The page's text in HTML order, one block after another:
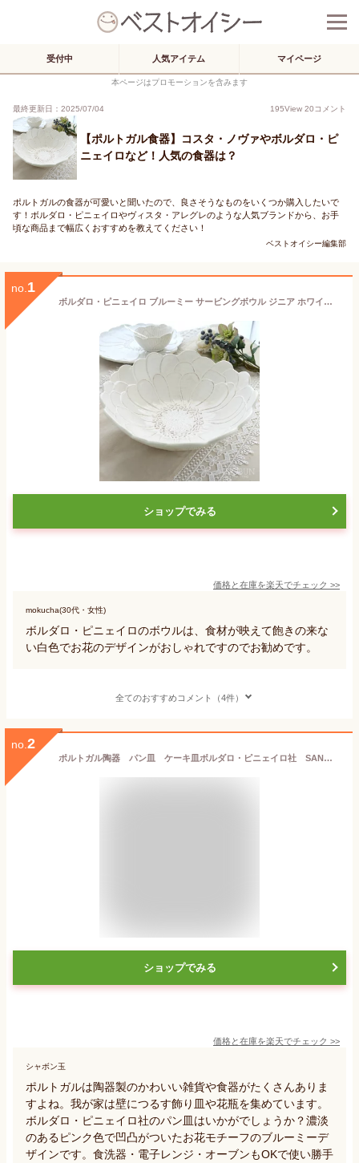
受付中 人気アイテム マイページ
本ページはプロモーションを含みます
最終更新日：2025/07/04 195View 20コメント
【ポルトガル食器】コスタ・ノヴァやボルダロ・ピ
ニェイロなど！人気の食器は？
ポルトガルの食器が可愛いと聞いたので、良さそうなものをいくつか購入したいで
す！ボルダロ・ピニェイロやヴィスタ・アレグレのような人気ブランドから、お手
頃な商品まで幅広くおすすめを教えてください！
ベストオイシー編集部
no. 1
ボルダロ・ピニェイロ ブルーミー サービングボウル ジニア ホワイト ポルトガル食器 新生活
ショップでみる
価格と在庫を楽天でチェック >>
mokucha(30代・女性)
ボルダロ・ピニェイロのボウルは、食材が映えて飽きの来な
い白色でお花のデザインがおしゃれですのでお勧めです。
全てのおすすめコメント（4件）
no. 2
ポルトガル陶器 パン皿 ケーキ皿ボルダロ・ピニェイロ社 SAN RAPHAEL ブルーミー ブレッドプレートクリサンテーモ ピンク BP025010-02
ショップでみる
価格と在庫を楽天でチェック >>
シャボン玉
ポルトガルは陶器製のかわいい雑貨や食器がたくさんありま
すよね。我が家は壁につるす飾り皿や花瓶を集めています。
ボルダロ・ピニェイロ社のパン皿はいかがでしょうか？濃淡
のあるピンク色で凹凸がついたお花モチーフのブルーミーデ
ザインです。食洗器・電子レンジ・オーブンもOKで使い勝手